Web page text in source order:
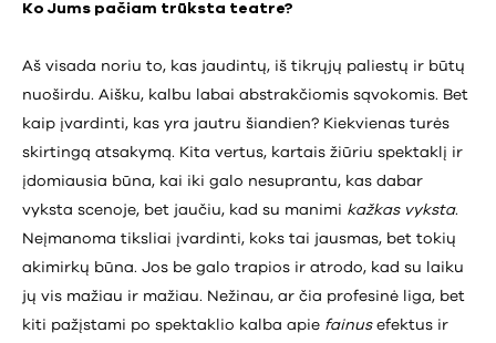
Ko Jums pačiam trūksta teatre?
Aš visada noriu to, kas jaudintų, iš tikrųjų paliestų ir būtų
nuoširdu. Aišku, kalbu labai abstrakčiomis sąvokomis. Bet
kaip įvardinti, kas yra jautru šiandien? Kiekvienas turės
skirtingą atsakymą. Kita vertus, kartais žiūriu spektaklį ir
įdomiausia būna, kai iki galo nesuprantu, kas dabar
vyksta scenoje, bet jaučiu, kad su manimi kažkas vyksta.
Neįmanoma tiksliai įvardinti, koks tai jausmas, bet tokių
akimirkų būna. Jos be galo trapios ir atrodo, kad su laiku
jų vis mažiau ir mažiau. Nežinau, ar čia profesinė liga, bet
kiti pažįstami po spektaklio kalba apie fainusefektus ir